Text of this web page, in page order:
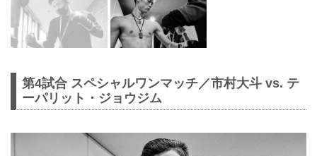
第4試合 スペシャルワンマッチ／市村大斗 vs. テ
ーパリット・ジョウジム